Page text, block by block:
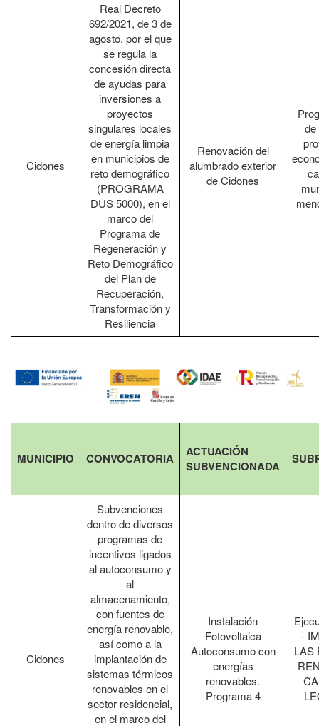
Cidones
Real Decreto
692/2021, de 3 de
agosto, por el que
se regula la
concesión directa
de ayudas para
inversiones a
proyectos
singulares locales
de energía limpia
en municipios de
reto demográfico
(PROGRAMA
DUS 5000), en el
marco del
Programa de
Regeneración y
Reto Demográfico
del Plan de
Recuperación,
Transformación y
Resiliencia
Renovación del
alumbrado exterior
de Cidones
de
MUNICIPIO CONVOCATORIA
ACTUACIÓN
SUBVENCIONADA
Cidones
Subvenciones
dentro de diversos
programas de
incentivos ligados
al autoconsumo y
al
almacenamiento,
con fuentes de
energía renovable,
así como a la
implantación de
sistemas térmicos
renovables en el
sector residencial,
en el marco del
Instalación
Fotovoltaica
Autoconsumo con
energías
renovables.
Programa 4
-
LAS